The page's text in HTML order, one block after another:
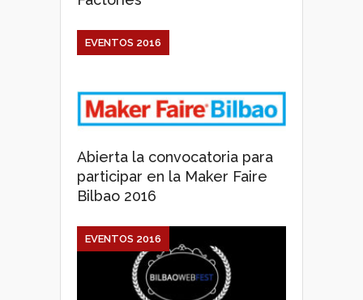
Abierta la convocatoria para
participar en la Maker Faire
Bilbao 2016
EVENTOS 2016
EVENTOS 2016